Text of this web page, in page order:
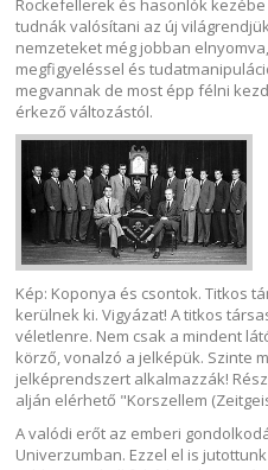
Rockefellerek és hasonlók
tudnák valósítani az új
nemzeteket még jobban
megfigyeléssel és
megvannak de most épp félni
érkező változástól.
Kép: Koponya és csontok. Titkos
kerülnek ki. Vigyázat! A titkos
véletlenre. Nem csak a mindent
körző, vonalzó a jelképük. Szinte
jelképrendszert alkalmazzák!
alján elérhető "Korszellem
A valódi erőt az emberi
Univerzumban. Ezzel el is